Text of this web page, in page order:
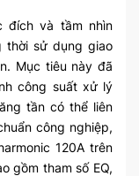
đích và tầm nhìn
thời sử dụng giao
Mục tiêu này đã
công suất xử lý
tần có thể liên
công nghiệp,
120A trên
gồm tham số EQ,